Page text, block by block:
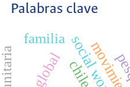
Palabras clave
chile
familia